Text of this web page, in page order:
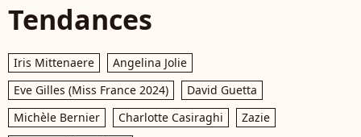
Tendances
Iris Mittenaere
Angelina Jolie
Eve Gilles (Miss France 2024)
David Guetta
Michèle Bernier
Charlotte Casiraghi
Zazie